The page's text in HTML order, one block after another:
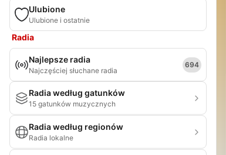
Ulubione
Ulubione i ostatnie
Radia
Najlepsze radia
Najczęściej słuchane radia
694
Radia według gatunków
15 gatunków muzycznych
Radia według regionów
Radia lokalne